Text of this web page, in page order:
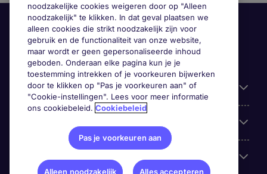
Handige informatie
Google Rating
noodzakelijke cookies weigeren door op "Alleen
noodzakelijk" te klikken. In dat geval plaatsen we
alleen cookies die strikt noodzakelijk zijn voor
gebruik en de functionaliteit van onze website,
maar wordt er geen gepersonaliseerde inhoud
geboden. Onderaan elke pagina kun je je
toestemming intrekken of je voorkeuren bijwerken
door te klikken op "Pas je voorkeuren aan" of
"Cookie-instellingen". Lees voor meer informatie
ons cookiebeleid. Cookiebeleid
Pas je voorkeuren aan
Alleen noodzakelijk Alles accepteren